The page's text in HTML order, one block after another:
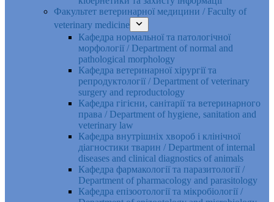
Факультет ветеринарної медицини / Faculty of
veterinary medicine
Кафедра нормальної та патологічної
морфології / Department of normal and
pathological morphology
Кафедра ветеринарної хірургії та
репродуктології / Department of veterinary
surgery and reproductology
Кафедра гігієни, санітарії та ветеринарного
права / Department of hygiene, sanitation and
veterinary law
Кафедра внутрішніх хвороб і клінічної
діагностики тварин / Department of internal
diseases and clinical diagnostics of animals
Кафедра фармакології та паразитології /
Department of pharmacology and parasitology
Кафедра епізоотології та мікробіології /